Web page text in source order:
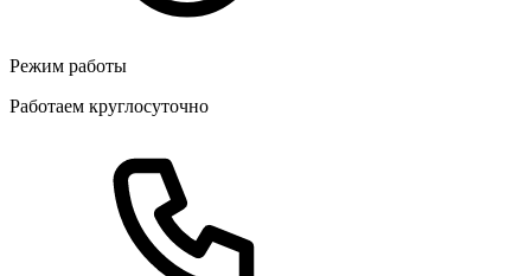
Режим работы
Работаем круглосуточно